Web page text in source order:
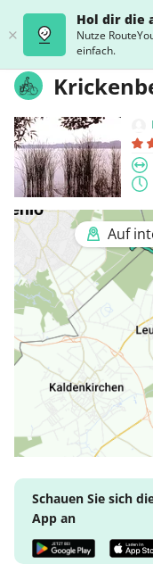
Hol dir die
Nutze
einfach.
Auf
Schauen Sie sich
App an